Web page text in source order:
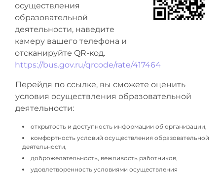
осуществления
образовательной
деятельности, наведите
камеру вашего телефона и
отсканируйте QR-код.
https://bus.gov.ru/qrcode/rate/417464
Перейдя по ссылке, вы сможете оценить
условия осуществления образовательной
деятельности:
открытость и доступность информации об организации,
комфортность условий осуществления образовательной
деятельности,
доброжелательность, вежливость работников,
удовлетворенность условиями осуществления